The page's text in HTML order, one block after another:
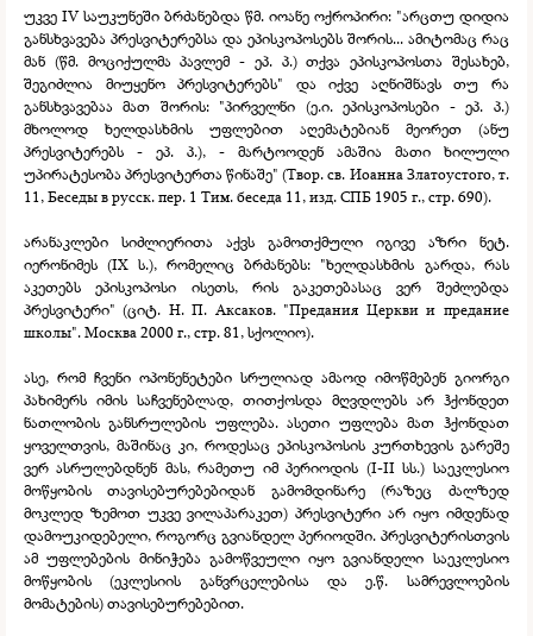
უკვე IV საუკუნეში ბრძანებდა წმ. იოანე ოქროპირი: "არცთუ დიდია
განსხვავება პრესვიტერებსა და ეპისკოპოსებს შორის... ამიტომაც რაც
მან (წმ. მოციქულმა პავლემ - ეპ. პ.) თქვა ეპისკოპოსთა შესახებ,
შეგიძლია მიუყენო პრესვიტერებს" და იქვე აღნიშნავს თუ რა
განსხვავებაა მათ შორის: "პირველნი (ე.ი. ეპისკოპოსები - ეპ. პ.)
მხოლოდ ხელდასხმის უფლებით აღემატებიან მეორეთ (ანუ
პრესვიტერებს -
ეპ. პ.), -
მარტოოდენ ამაშია მათი ხილული
უპირატესობა პრესვიტერთა წინაშე" (Твор. св. Иоанна Златоустого, т.
11, Беседы в русск. пер. 1 Тим. беседа 11, изд. СПБ 1905 г., стр. 690).
არანაკლები სიძლიერითა აქვს გამოთქმული იგივე აზრი ნეტ.
იერონიმეს (IX ს.), რომელიც ბრძანებს: "ხელდასხმის გარდა, რას
აკეთებს ეპისკოპოსი ისეთს, რის გაკეთებასაც ვერ შეძლებდა
პრესვიტერი" (ციტ. Н. П. Аксаков. "Предания Церкви и предание
школы". Москва 2000 г., стр. 81, სქოლიო).
ასე, რომ ჩვენი ოპონენეტები სრულიად ამაოდ იმოწმებენ გიორგი
პახიმერს იმის საჩვენებლად, თითქოსდა მღვდლებს არ ჰქონდეთ
ნათლობის განსრულების უფლება. ასეთი უფლება მათ ჰქონდათ
ყოველთვის, მაშინაც კი, როდესაც ეპისკოპოსის კურთხევის გარეშე
ვერ ასრულებდნენ მას, რამეთუ იმ პერიოდის (I-II სს.) საეკლესიო
მოწყობის თავისებურებებიდან გამომდინარე (რაზეც ძალზედ
მოკლედ ზემოთ უკვე ვილაპარაკეთ) პრესვიტერი არ იყო იმდენად
დამოუკიდებელი, როგორც გვიანდელ პერიოდში. პრესვიტერისთვის
ამ უფლებების მინიჭება გამოწვეული იყო გვიანდელი საეკლესიო
მოწყობის (ეკლესიის განვრცელებისა და ე.წ. სამრევლოების
მომატების) თავისებურებებით.